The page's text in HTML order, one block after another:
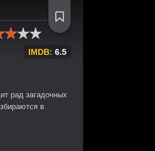
IMDB: 6.5
рад загадочных
в